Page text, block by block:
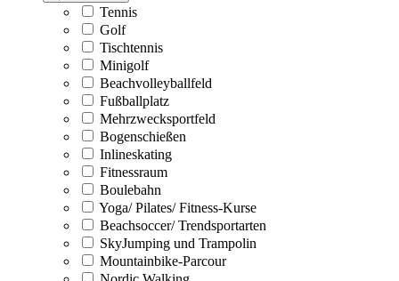
Tennis
Golf
Tischtennis
Minigolf
Beachvolleyballfeld
Fußballplatz
Mehrzwecksportfeld
Bogenschießen
Inlineskating
Fitnessraum
Boulebahn
Yoga/ Pilates/ Fitness-Kurse
Beachsoccer/ Trendsportarten
SkyJumping und Trampolin
Mountainbike-Parcour